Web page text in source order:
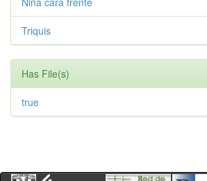
Triquis
Has File(s)
true